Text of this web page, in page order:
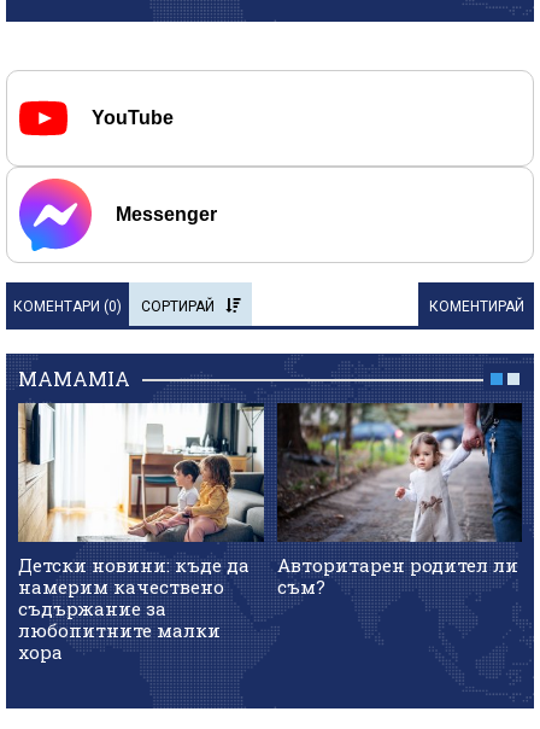
YouTube
Messenger
КОМЕНТАРИ (0) СОРТИРАЙ КОМЕНТИРАЙ
MAMAMIA
Детски новини: къде да
намерим качествено
съдържание за
любопитните малки
хора
Авторитарен родител ли
съм?